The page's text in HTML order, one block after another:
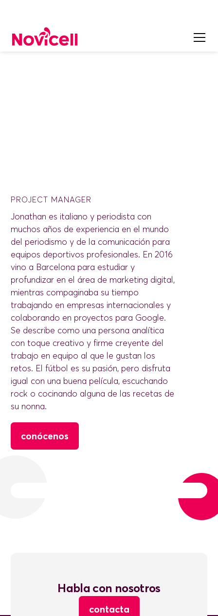
PROJECT MANAGER
Jonathan es italiano y periodista con
muchos años de experiencia en el mundo
del periodismo y de la comunicación para
equipos deportivos profesionales. En 2016
vino a Barcelona para estudiar y
profundizar en el área de marketing digital,
mientras compaginaba su tiempo
trabajando en empresas internacionales y
colaborando en proyectos para Google.
Se describe como una persona analítica
con toque creativo y firme creyente del
trabajo en equipo al que le gustan los
retos. El fútbol es su pasión, pero disfruta
igual con una buena película, escuchando
rock o cocinando alguna de las recetas de
su nonna.
conócenos
Habla con nosotros
contacta